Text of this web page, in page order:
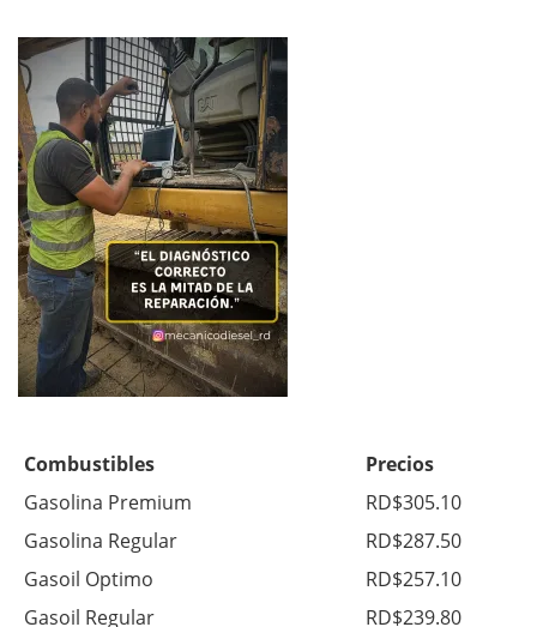
Combustibles
Precios
Gasolina Premium
RD$305.10
Gasolina Regular
RD$287.50
Gasoil Optimo
RD$257.10
Gasoil Regular
RD$239.80